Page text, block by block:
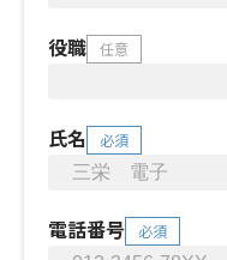
役職 任意
氏名 必須
電話番号 必須